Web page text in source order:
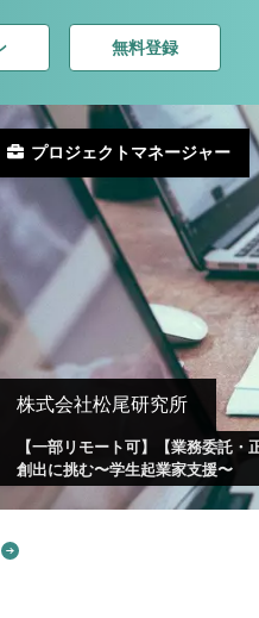
無料登録
株式会社松尾研究所
【一部リモート可】【業務委託
創出に挑む〜学生起業家支援〜
プロジェクトマネージャー